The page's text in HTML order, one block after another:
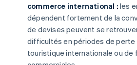
commerce international : les
dépendent fortement de la
de devises peuvent se
difficultés en périodes de
touristique internationale ou de